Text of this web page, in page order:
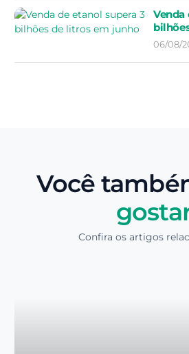
Venda
06/08/
Você
Confira os artigos